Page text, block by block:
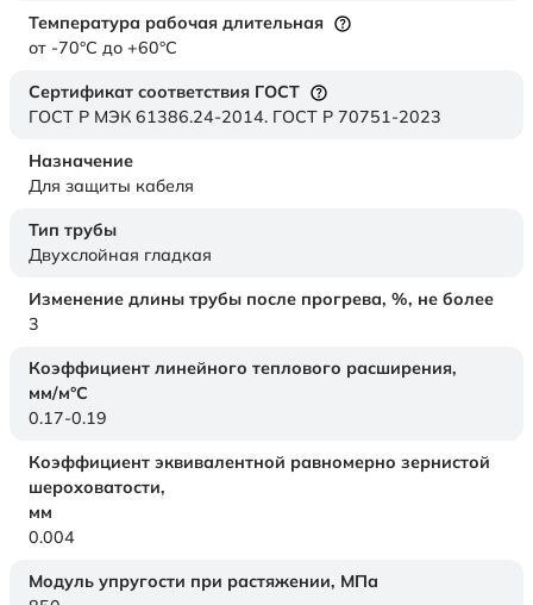
Температура рабочая длительная
от -70°C до +60°C
Сертификат соответствия ГОСТ
ГОСТ Р МЭК 61386.24-2014. ГОСТ Р 70751-2023
Назначение
Для защиты кабеля
Тип трубы
Двухслойная гладкая
Изменение длины трубы после прогрева, %, не более
3
Коэффициент линейного теплового расширения,
мм/м°С
0.17-0.19
Коэффициент эквивалентной равномерно зернистой
шероховатости,
мм
0.004
Модуль упругости при растяжении, МПа